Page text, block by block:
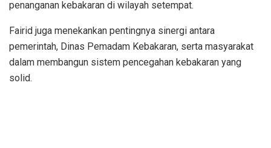
penanganan kebakaran di wilayah setempat.
Fairid juga menekankan pentingnya sinergi antara
pemerintah, Dinas Pemadam Kebakaran, serta masyarakat
dalam membangun sistem pencegahan kebakaran yang
solid.